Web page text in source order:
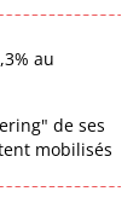
au
de ses
mobilisés